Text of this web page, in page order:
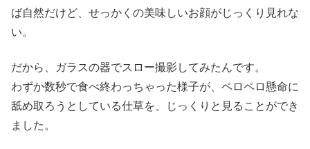
ば自然だけど、せっかくの美味しいお顔がじっくり見れな
い。
だから、ガラスの器でスロー撮影してみたんです。
わずか数秒で食べ終わっちゃった様子が、ペロペロ懸命に
舐め取ろうとしている仕草を、じっくりと見ることができ
ました。